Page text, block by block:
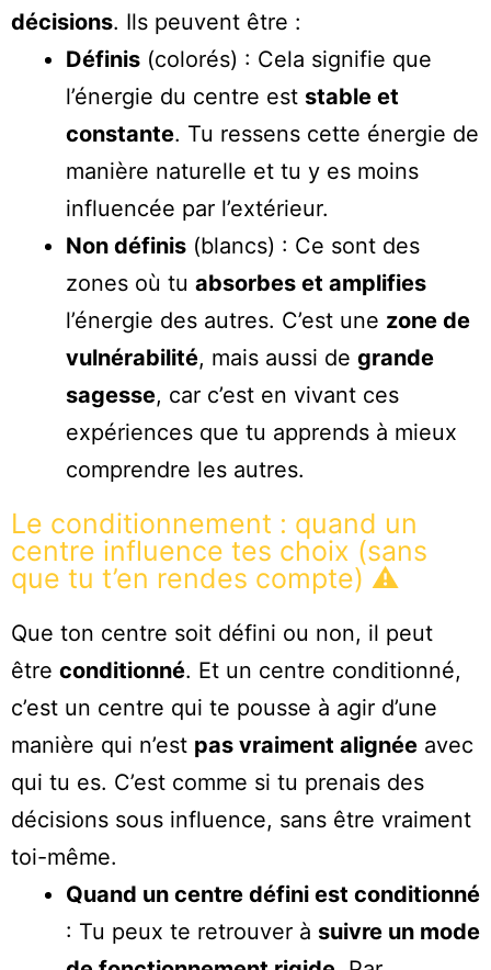
décisions. Ils peuvent être :
Définis (colorés) : Cela signifie que
l’énergie du centre est stable et
constante. Tu ressens cette énergie de
manière naturelle et tu y es moins
influencée par l’extérieur.
Non définis (blancs) : Ce sont des
zones où tu absorbes et amplifies
l’énergie des autres. C’est une zone de
vulnérabilité, mais aussi de grande
sagesse, car c’est en vivant ces
expériences que tu apprends à mieux
comprendre les autres.
Le conditionnement : quand un
centre influence tes choix (sans
que tu t’en rendes compte) ⚠️
Que ton centre soit défini ou non, il peut
être conditionné. Et un centre conditionné,
c’est un centre qui te pousse à agir d’une
manière qui n’est pas vraiment alignée avec
qui tu es. C’est comme si tu prenais des
décisions sous influence, sans être vraiment
toi-même.
Quand un centre défini est conditionné
: Tu peux te retrouver à suivre un mode